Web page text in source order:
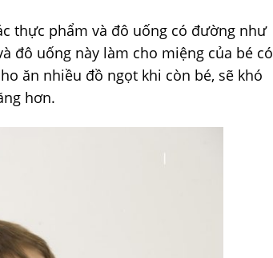
thực phẩm và đô uống có đường như
đô uống này làm cho miệng của bé có
ăn nhiều đồ ngọt khi còn bé, sẽ khó
hơn.